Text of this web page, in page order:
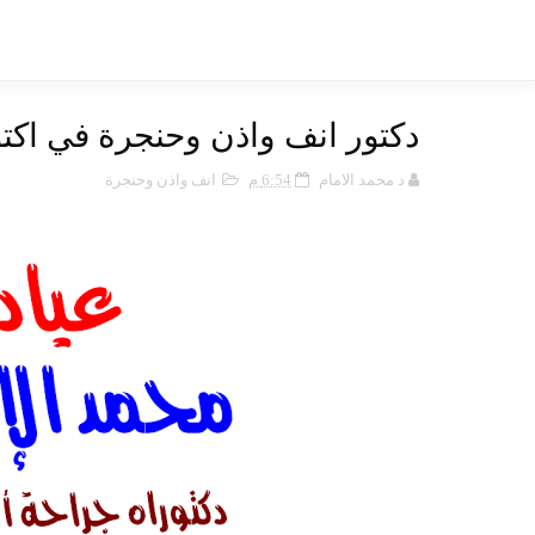
دكتور انف واذن وحنجرة في
د محمد الامام 6:54 م انف واذن وحنجرة